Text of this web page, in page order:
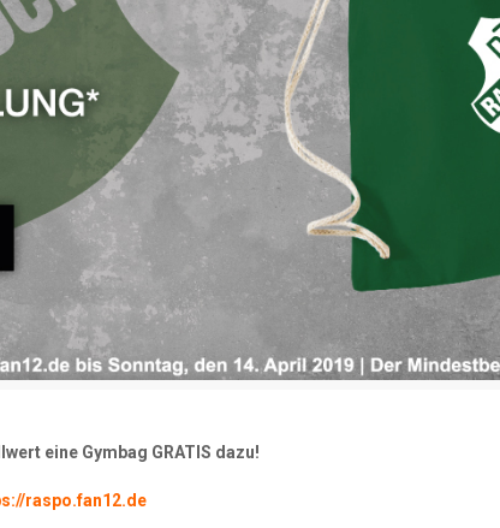
eine Gymbag GRATIS dazu!
raspo.fan12.de